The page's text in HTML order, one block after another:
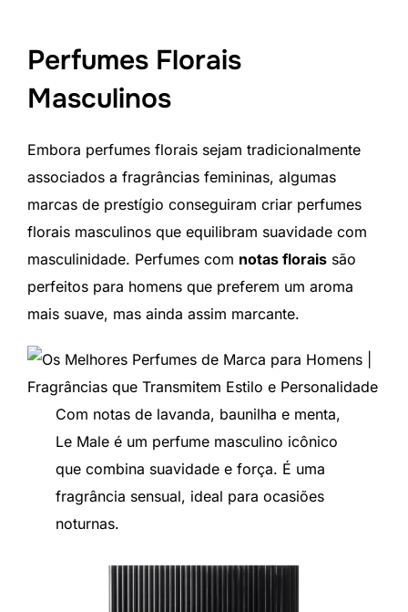
Perfumes Florais
Masculinos
Embora perfumes florais sejam tradicionalmente
associados a fragrâncias femininas, algumas
marcas de prestígio conseguiram criar perfumes
florais masculinos que equilibram suavidade com
masculinidade. Perfumes com notas florais são
perfeitos para homens que preferem um aroma
mais suave, mas ainda assim marcante.
Com notas de lavanda, baunilha e menta,
Le Male é um perfume masculino icônico
que combina suavidade e força. É uma
fragrância sensual, ideal para ocasiões
noturnas.